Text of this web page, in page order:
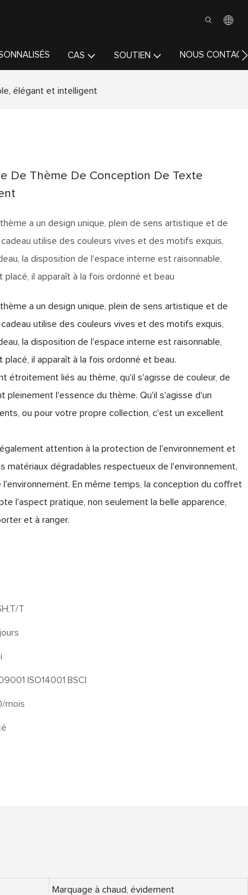
CAS SOUTIEN NOUS
élégant et intelligent
De Thème De Conception De Texte
a un design unique, plein de sens artistique et de
utilise des couleurs vives et des motifs exquis,
la disposition de l'espace interne est raisonnable,
il apparaît à la fois ordonné et beau
a un design unique, plein de sens artistique et de
utilise des couleurs vives et des motifs exquis,
la disposition de l'espace interne est raisonnable,
il apparaît à la fois ordonné et beau.
étroitement liés au thème, qu'il s'agisse de couleur, de
pleinement l'essence du thème. Qu'il s'agisse d'un
ou pour votre propre collection, c'est un excellent
attention à la protection de l'environnement et
matériaux dégradables respectueux de l'environnement,
En même temps, la conception du coffret
l'aspect pratique, non seulement la belle apparence,
et à ranger.
T
ISO14001 BSCI
mois
Marquage à chaud, évidement